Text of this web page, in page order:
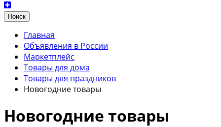
Поиск
Главная
Объявления в России
Маркетплейс
Товары для дома
Товары для праздников
Новогодние товары
Новогодние товары